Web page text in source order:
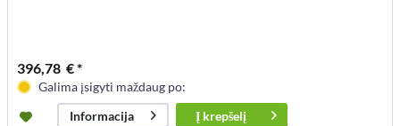
396,78 € *
Galima įsigyti maždaug po:
Informacija
Į krepšelį